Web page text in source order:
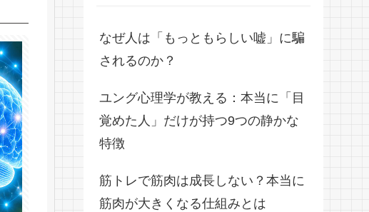
なぜ人は「もっともらしい嘘」に騙
されるのか？
ユング心理学が教える：本当に「目
覚めた人」だけが持つ9つの静かな
特徴
筋トレで筋肉は成長しない？本当に
筋肉が大きくなる仕組みとは